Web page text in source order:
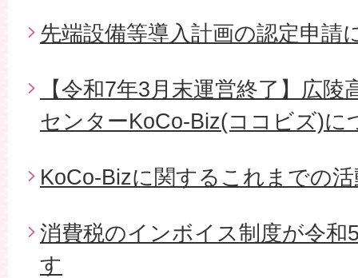
先端設備等導入計画の認定申請
【令和7年3月末運営終了】広
センターKoCo-Biz(ココビズ)に
KoCo-Bizに関するこれまでの
消費税のインボイス制度が令和
す